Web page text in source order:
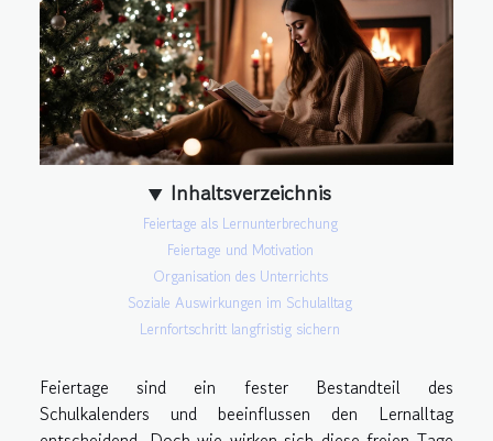
Inhaltsverzeichnis
Feiertage als Lernunterbrechung
Feiertage und Motivation
Organisation des Unterrichts
Soziale Auswirkungen im Schulalltag
Lernfortschritt langfristig sichern
Feiertage sind ein fester Bestandteil des
Schulkalenders und beeinflussen den Lernalltag